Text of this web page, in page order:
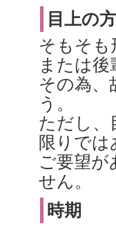
目上の
そもそも
または
その為、
う。
ただし、
限りで
ご要望
せん。
時期